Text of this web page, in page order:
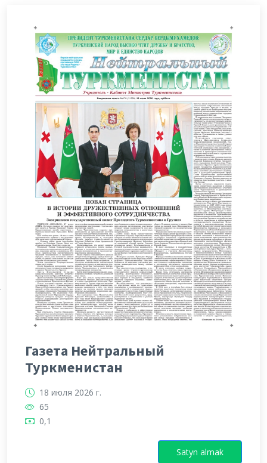
Газета Нейтральный
Туркменистан
18 июля 2026 г.
65
0,1
Satyn almak